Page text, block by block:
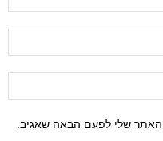
שלי לפעם הבאה שאגיב.